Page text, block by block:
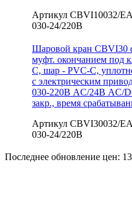
Артикул CBVI10032/
030-24/220В
Шаровой кран CBVI30
муфт. окончанием под
C, шар - PVC-C,
с электрическим
030-220В AC/24В AC/
закр., время
Артикул CBVI30032/
030-24/220В
Последнее обновление цен: